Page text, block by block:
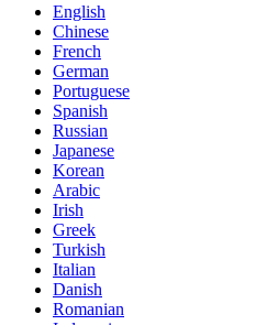
English
Chinese
French
German
Portuguese
Spanish
Russian
Japanese
Korean
Arabic
Irish
Greek
Turkish
Italian
Danish
Romanian